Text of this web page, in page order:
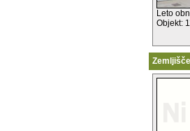
Leto
Objekt:
Zemljišče